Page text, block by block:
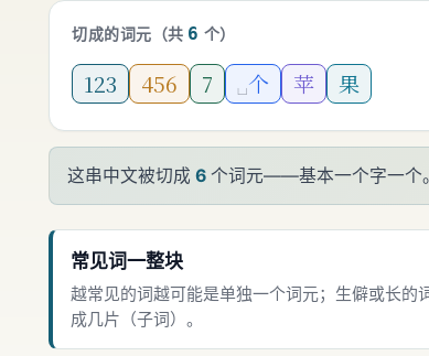
切成的词元（共 6 个）
123 456 7 ␣个 苹 果
这串中文被切成 6 个词元——基本一个字一个
常见词一整块
越常见的词越可能是单独一个词元；生僻或长的
成几片（子词）。